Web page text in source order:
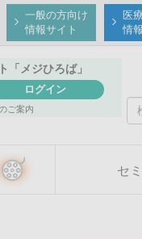
一般の方向け
情報サイト
医
情
「メジひろば」
ログイン
ご案内
索
セ